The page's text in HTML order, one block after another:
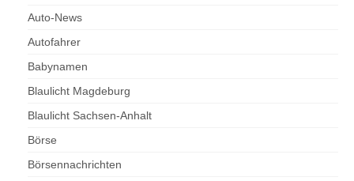
Auto-News
Autofahrer
Babynamen
Blaulicht Magdeburg
Blaulicht Sachsen-Anhalt
Börse
Börsennachrichten